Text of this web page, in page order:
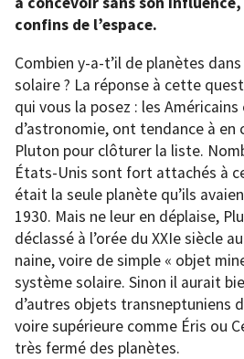
confins de l’espace.
Combien y-a-t’il de planètes
solaire ? La réponse à cette
qui vous la posez : les
d’astronomie, ont tendance à en
Pluton pour clôturer la liste.
États-Unis sont fort attachés à
était la seule planète qu’ils
1930. Mais ne leur en déplaise,
déclassé à l’orée du XXIe siècle
naine, voire de simple « objet
système solaire. Sinon il aurait
d’autres objets transneptuniens
voire supérieure comme Éris ou
très fermé des planètes.